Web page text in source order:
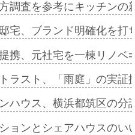
調査を参考にキッチン
宅、ブランド明確化を
携、元社宅を一棟リノ
ラスト、「雨庭」の実
ハウス、横浜都筑区の
ョンとシェアハウスの